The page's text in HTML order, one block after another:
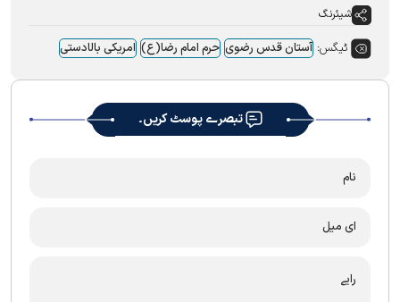
شیئرنگ
ٹیگس: آستان قدس رضوی حرم امام رضا(ع) امریکی بالادستی
تبصرے پوسٹ کریں۔